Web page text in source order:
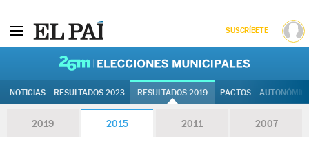
SUSCRÍBETE
NOTICIAS RESULTADOS 2023 RESULTADOS 2019 PACTOS
2019 2015 2011 2007